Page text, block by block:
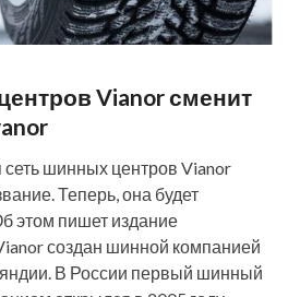
Vianor сменит
сеть шинных центров Vianor
Теперь, она будет
этом пишет издание
создан шинной компанией
В России первый шинный